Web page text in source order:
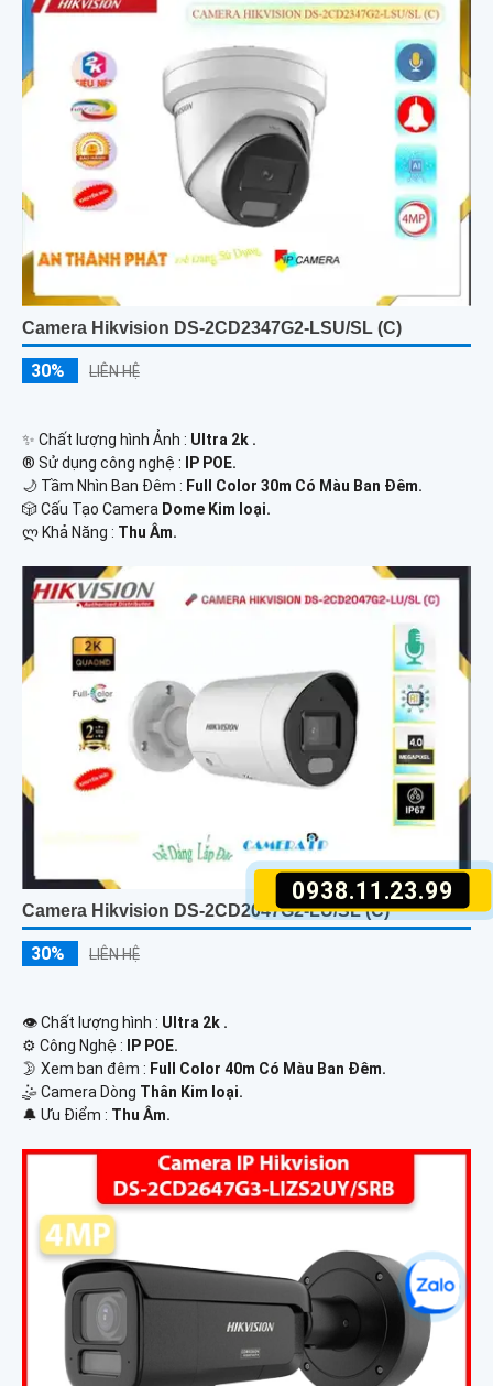
0938.11.23.99
Camera Hikvision DS-2CD2347G2-LSU/SL (C)
30% LIÊN HỆ
✨ Chất lượng hình Ảnh : Ultra 2k .
®️ Sử dụng công nghệ :
IP POE.
🌙 Tầm Nhìn Ban Đêm : Full Color 30m Có Màu Ban Ðêm.
🎲 Cấu Tạo Camera Dome Kim loại.
️ლ Khả Năng : Thu Âm.
Camera Hikvision DS-2CD2047G2-LU/SL (C)
30% LIÊN HỆ
👁 Chất lượng hình : Ultra 2k .
⚙ Công Nghệ :
IP POE.
🌛 Xem ban đêm : Full Color 40m Có Màu Ban Ðêm.
🤹 Camera Dòng Thân Kim loại.
️🔔 Ưu Điểm : Thu Âm.